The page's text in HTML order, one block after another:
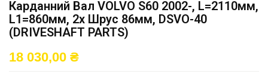
Карданний Вал VOLVO S60 2002-, L=2110мм,
L1=860мм, 2x Шрус 86мм, DSVO-40
(DRIVESHAFT PARTS)
18 030,00 ₴